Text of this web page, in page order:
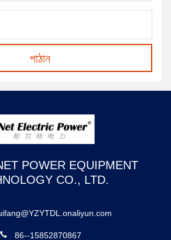
পাঠান
POWER EQUIPMENT
CO., LTD.
86--15852870867